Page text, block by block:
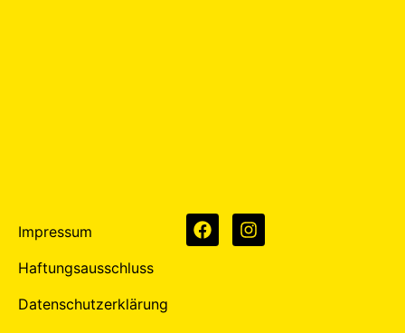
Impressum
Haftungsausschluss
Datenschutzerklärung